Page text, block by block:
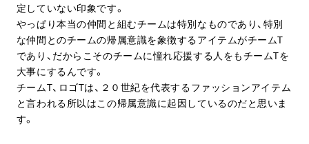
定していない印象です。
やっぱり本当の仲間と組むチームは特別なものであり、特別
な仲間とのチームの帰属意識を象徴するアイテムがチームT
であり、だからこそのチームに憧れ応援する人をもチームTを
大事にするんです。
チームT、ロゴTは、２０世紀を代表するファッションアイテム
と言われる所以はこの帰属意識に起因しているのだと思いま
す。